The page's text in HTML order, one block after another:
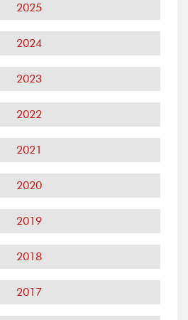
2025
2024
2023
2022
2021
2020
2019
2018
2017